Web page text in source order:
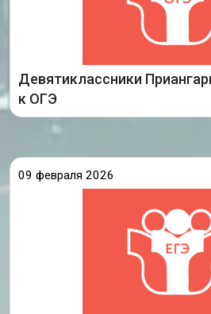
Девятиклассники
к ОГЭ
по образовательным
Подробнее
09 февраля 2026В Иркутской
программам среднего
предварительным данным
профессионального
педагогов и